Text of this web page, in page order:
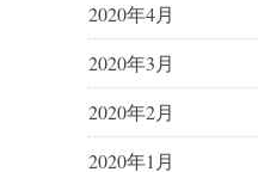
2020年4月
2020年3月
2020年2月
2020年1月